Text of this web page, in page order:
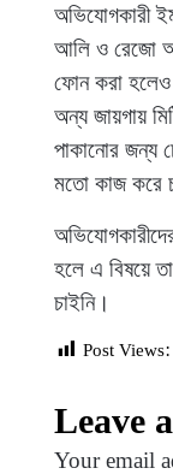
অভিযোগকারী
আলি ও রেজো
ফোন করা হলেও
অন্য জায়গায়
পাকানোর জন্য
মতো কাজ করে
হলে এ বিষয়ে
চাইনি।
Post Views:
Leave
Your email